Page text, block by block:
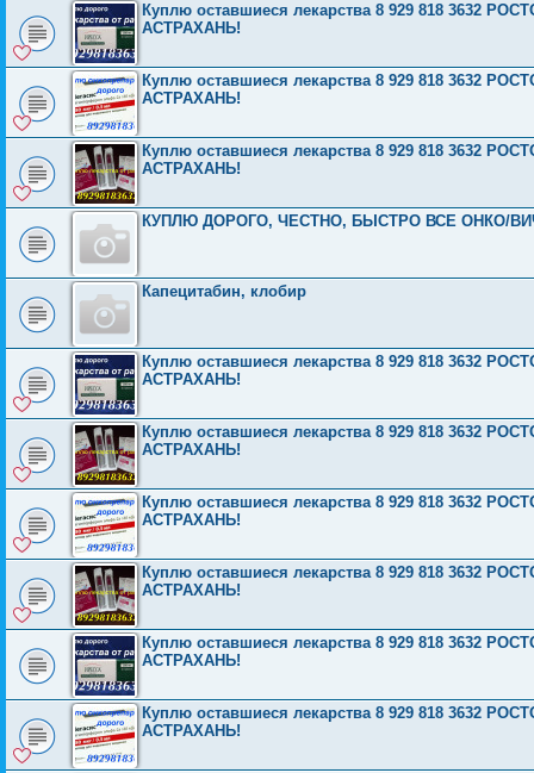
Куплю оставшиеся лекарства 8 929 818 3632
АСТРАХАНЬ!
Куплю оставшиеся лекарства 8 929 818 3632
АСТРАХАНЬ!
Куплю оставшиеся лекарства 8 929 818 3632
АСТРАХАНЬ!
КУПЛЮ ДОРОГО, ЧЕСТНО, БЫСТРО ВСЕ ОНКО/
Капецитабин, клобир
Куплю оставшиеся лекарства 8 929 818 3632
АСТРАХАНЬ!
Куплю оставшиеся лекарства 8 929 818 3632
АСТРАХАНЬ!
Куплю оставшиеся лекарства 8 929 818 3632
АСТРАХАНЬ!
Куплю оставшиеся лекарства 8 929 818 3632
АСТРАХАНЬ!
Куплю оставшиеся лекарства 8 929 818 3632
АСТРАХАНЬ!
Куплю оставшиеся лекарства 8 929 818 3632
АСТРАХАНЬ!